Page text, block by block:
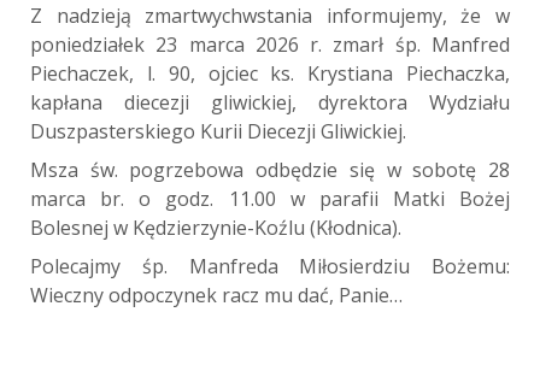
Z nadzieją zmartwychwstania informujemy, że w
poniedziałek 23 marca 2026 r. zmarł śp. Manfred
Piechaczek, l. 90, ojciec ks. Krystiana Piechaczka,
kapłana diecezji gliwickiej, dyrektora Wydziału
Duszpasterskiego Kurii Diecezji Gliwickiej.
Msza św. pogrzebowa odbędzie się w sobotę 28
marca br. o godz. 11.00 w parafii Matki Bożej
Bolesnej w Kędzierzynie-Koźlu (Kłodnica).
Polecajmy śp. Manfreda Miłosierdziu Bożemu:
Wieczny odpoczynek racz mu dać, Panie…